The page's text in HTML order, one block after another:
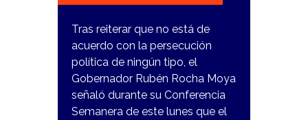
Tras reiterar que no está de
acuerdo con la persecución
política de ningún tipo, el
Gobernador Rubén Rocha Moya
señaló durante su Conferencia
Semanera de este lunes que el